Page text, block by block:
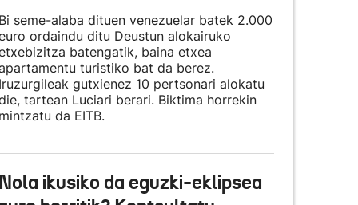
seme-alaba dituen venezuelar batek 2.000
ordaindu ditu Deustun alokairuko
batengatik, baina etxea
turistiko bat da berez.
gutxienez 10 pertsonari alokatu
tartean Luciari berari. Biktima horrekin
da EITB.
ikusiko da eguzki-eklipsea